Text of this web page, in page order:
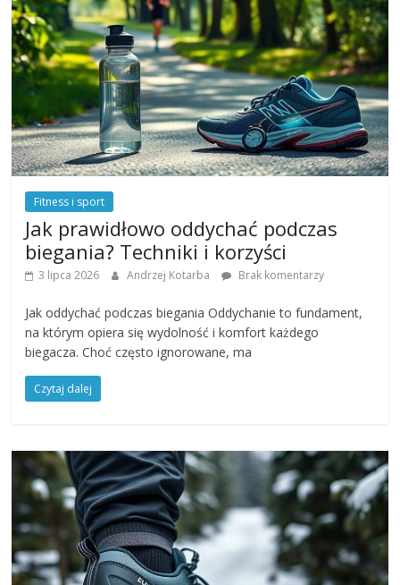
Fitness i sport
Jak prawidłowo oddychać podczas
biegania? Techniki i korzyści
3 lipca 2026 Andrzej Kotarba Brak komentarzy
Jak oddychać podczas biegania Oddychanie to fundament,
na którym opiera się wydolność i komfort każdego
biegacza. Choć często ignorowane, ma
Czytaj dalej